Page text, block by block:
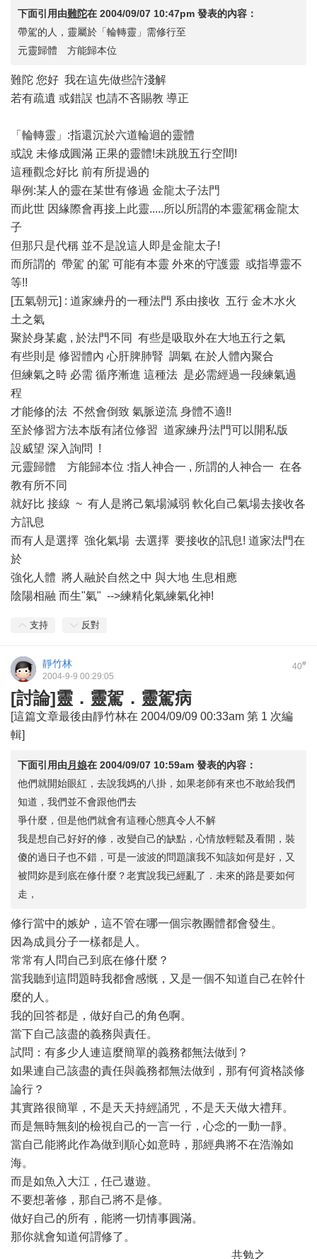
下面引用由難陀在 2004/09/07 10:47pm 發表的內容：
帶駕的人，靈屬於「輪轉靈」需修行至
元靈歸體 方能歸本位
難陀 您好 我在這先做些許淺解
若有疏遺 或錯誤 也請不吝賜教 導正
「輪轉靈」:指還沉於六道輪迴的靈體
或說 未修成圓滿 正果的靈體!未跳脫五行空間!
這種觀念好比 前有所提過的
舉例:某人的靈在某世有修過 金龍太子法門
而此世 因緣際會再接上此靈.....所以所謂的本靈駕稱金龍太
子
但那只是代稱 並不是說這人即是金龍太子!
而所謂的 帶駕 的駕 可能有本靈 外來的守護靈 或指導靈不
等!!
[五氣朝元] : 道家練丹的一種法門 系由接收 五行 金木水火
土之氣
聚於身某處 , 於法門不同 有些是吸取外在大地五行之氣
有些則是 修習體內 心肝脾肺腎 調氣 在於人體內聚合
但練氣之時 必需 循序漸進 這種法 是必需經過一段練氣過
程
才能修的法 不然會倒致 氣脈逆流 身體不適!!
至於修習方法本版有諸位修習 道家練丹法門可以開私版
設威望 深入詢問 !
元靈歸體 方能歸本位 :指人神合一 , 所謂的人神合一 在各
教有所不同
就好比 接線 ~ 有人是將己氣場減弱 軟化自己氣場去接收各
方訊息
而有人是選擇 強化氣場 去選擇 要接收的訊息! 道家法門在
於
強化人體 將人融於自然之中 與大地 生息相應
陰陽相融 而生"氣" -->練精化氣練氣化神!
支持 反對
40#
靜竹林
2004-9-9 00:29:05
[討論]靈．靈駕．靈駕病
[這篇文章最後由靜竹林在 2004/09/09 00:33am 第 1 次編
輯]
下面引用由月娘在 2004/09/07 10:59am 發表的內容：
他們就開始眼紅，去說我媽的八掛，如果老師有來也不敢給我們
知道，我們並不會跟他們去
爭什麼，但是他們就會有這種心態真令人不解
我是想自己好好的修，改變自己的缺點，心情放輕鬆及看開，裝
傻的過日子也不錯，可是一波波的問題讓我不知該如何是好，又
被問妳是到底在修什麼？老實說我已經亂了．未來的路是要如何
走，
修行當中的嫉妒，這不管在哪一個宗教團體都會發生。
因為成員分子一樣都是人。
常常有人問自己到底在修什麼？
當我聽到這問題時我都會感慨，又是一個不知道自己在幹什
麼的人。
我的回答都是，做好自己的角色啊。
當下自己該盡的義務與責任。
試問：有多少人連這麼簡單的義務都無法做到？
如果連自己該盡的責任與義務都無法做到，那有何資格談修
論行？
其實路很簡單，不是天天持經誦咒，不是天天做大禮拜。
而是無時無刻的檢視自己的一言一行，心念的一動一靜。
當自己能將此作為做到順心如意時，那經典將不在浩瀚如
海。
而是如魚入大江，任己遨遊。
不要想著修，那自己將不是修。
做好自己的所有，能將一切情事圓滿。
那你就會知道何謂修了。
共勉之